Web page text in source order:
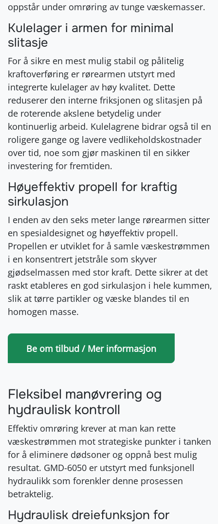
oppstår under omrøring av tunge væskemasser.
Kulelager i armen for minimal
slitasje
For å sikre en mest mulig stabil og pålitelig
kraftoverføring er rørearmen utstyrt med
integrerte kulelager av høy kvalitet. Dette
reduserer den interne friksjonen og slitasjen på
de roterende akslene betydelig under
kontinuerlig arbeid. Kulelagrene bidrar også til en
roligere gange og lavere vedlikeholdskostnader
over tid, noe som gjør maskinen til en sikker
investering for fremtiden.
Høyeffektiv propell for kraftig
sirkulasjon
I enden av den seks meter lange rørearmen sitter
en spesialdesignet og høyeffektiv propell.
Propellen er utviklet for å samle væskestrømmen
i en konsentrert jetstråle som skyver
gjødselmassen med stor kraft. Dette sikrer at det
raskt etableres en god sirkulasjon i hele kummen,
slik at tørre partikler og væske blandes til en
homogen masse.
Be om tilbud / Mer informasjon
Fleksibel manøvrering og
hydraulisk kontroll
Effektiv omrøring krever at man kan rette
væskestrømmen mot strategiske punkter i tanken
for å eliminere dødsoner og oppnå best mulig
resultat. GMD-6050 er utstyrt med funksjonell
hydraulikk som forenkler denne prosessen
betraktelig.
Hydraulisk dreiefunksjon for